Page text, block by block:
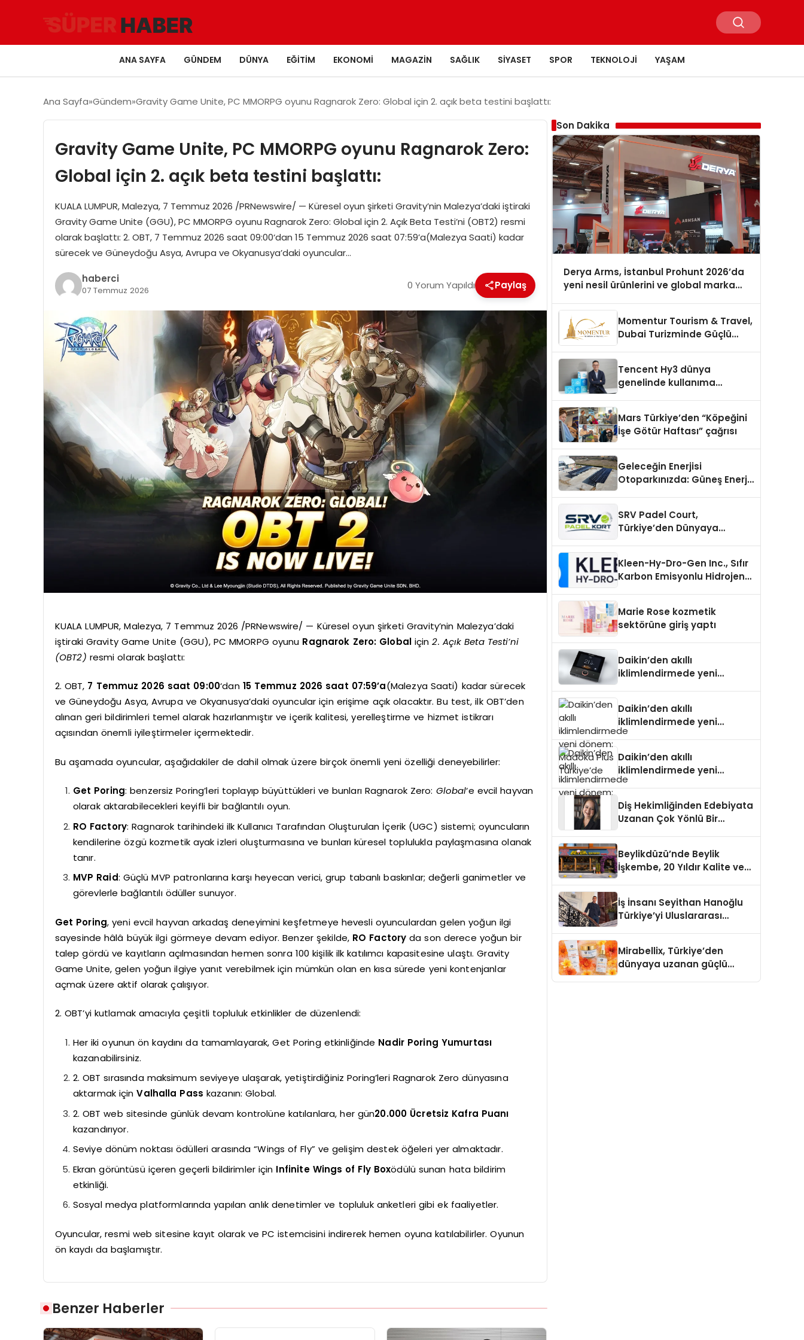
ANA SAYFA GÜNDEM DÜNYA EĞITIM EKONOMI MAGAZIN SAĞLIK SIYASET SPOR TEKNOLOJI YAŞAM
Ana Sayfa Gündem Gravity Game Unite, PC MMORPG oyunu Ragnarok Zero: Global için 2. açık beta testini başlattı:
Gravity Game Unite, PC MMORPG oyunu Ragnarok Zero:
Global için 2. açık beta testini başlattı:
KUALA LUMPUR, Malezya, 7 Temmuz 2026 /PRNewswire/ — Küresel oyun şirketi Gravity’nin Malezya’daki iştiraki
Gravity Game Unite (GGU), PC MMORPG oyunu Ragnarok Zero: Global için 2. Açık Beta Testi’ni (OBT2) resmi
olarak başlattı: 2. OBT, 7 Temmuz 2026 saat 09:00‘dan 15 Temmuz 2026 saat 07:59’a(Malezya Saati) kadar
sürecek ve Güneydoğu Asya, Avrupa ve Okyanusya’daki oyuncular…
haberci
07 Temmuz 2026 0 Yorum Yapıldı Paylaş
KUALA LUMPUR, Malezya, 7 Temmuz 2026 /PRNewswire/ — Küresel oyun şirketi Gravity’nin Malezya’daki
iştiraki Gravity Game Unite (GGU), PC MMORPG oyunu Ragnarok Zero: Global için2. Açık Beta Testi’ni
(OBT2) resmi olarak başlattı:
2. OBT, 7 Temmuz 2026 saat 09:00‘dan 15 Temmuz 2026 saat 07:59’a(Malezya Saati) kadar sürecek
ve Güneydoğu Asya, Avrupa ve Okyanusya’daki oyuncular için erişime açık olacaktır. Bu test, ilk OBT’den
alınan geri bildirimleri temel alarak hazırlanmıştır ve içerik kalitesi, yerelleştirme ve hizmet istikrarı
açısından önemli iyileştirmeler içermektedir.
Bu aşamada oyuncular, aşağıdakiler de dahil olmak üzere birçok önemli yeni özelliği deneyebilirler:
Get Poring: benzersiz Poring’leri toplayıp büyüttükleri ve bunları Ragnarok Zero: Global‘e evcil hayvan
olarak aktarabilecekleri keyifli bir bağlantılı oyun.
RO Factory: Ragnarok tarihindeki ilk Kullanıcı Tarafından Oluşturulan İçerik (UGC) sistemi; oyuncuların
kendilerine özgü kozmetik ayak izleri oluşturmasına ve bunları küresel toplulukla paylaşmasına olanak
tanır.
MVP Raid: Güçlü MVP patronlarına karşı heyecan verici, grup tabanlı baskınlar; değerli ganimetler ve
görevlerle bağlantılı ödüller sunuyor.
Get Poring, yeni evcil hayvan arkadaş deneyimini keşfetmeye hevesli oyunculardan gelen yoğun ilgi
sayesinde hâlâ büyük ilgi görmeye devam ediyor. Benzer şekilde, RO Factory da son derece yoğun bir
talep gördü ve kayıtların açılmasından hemen sonra 100 kişilik ilk katılımcı kapasitesine ulaştı. Gravity
Game Unite, gelen yoğun ilgiye yanıt verebilmek için mümkün olan en kısa sürede yeni kontenjanlar
açmak üzere aktif olarak çalışıyor.
2. OBT’yi kutlamak amacıyla çeşitli topluluk etkinlikler de düzenlendi:
Her iki oyunun ön kaydını da tamamlayarak, Get Poring etkinliğinde Nadir Poring Yumurtası
kazanabilirsiniz.
2. OBT sırasında maksimum seviyeye ulaşarak, yetiştirdiğiniz Poring’leri Ragnarok Zero dünyasına
aktarmak içinValhalla Pass kazanın: Global.
2. OBT web sitesinde günlük devam kontrolüne katılanlara, her gün20.000 Ücretsiz Kafra Puanı
kazandırıyor.
Seviye dönüm noktası ödülleri arasında “Wings of Fly” ve gelişim destek öğeleri yer almaktadır.
Ekran görüntüsü içeren geçerli bildirimler için Infinite Wings of Fly Boxödülü sunan hata bildirim
etkinliği.
Sosyal medya platformlarında yapılan anlık denetimler ve topluluk anketleri gibi ek faaliyetler.
Oyuncular, resmi web sitesine kayıt olarak ve PC istemcisini indirerek hemen oyuna katılabilirler. Oyunun
ön kaydı da başlamıştır.
Benzer Haberler
Son Dakika
Derya Arms, İstanbul Prohunt 2026’da
yeni nesil ürünlerini ve global marka
Momentur Tourism & Travel,
Dubai Turizminde Güçlü
Tencent Hy3 dünya
genelinde kullanıma
Mars Türkiye’den “Köpeğini
İşe Götür Haftası” çağrısı
Geleceğin Enerjisi
Otoparkınızda: Güneş Enerjili
SRV Padel Court,
Türkiye’den Dünyaya
Kleen-Hy-Dro-Gen Inc., Sıfır
Karbon Emisyonlu Hidrojen
Aldı
Marie Rose kozmetik
sektörüne giriş yaptı
Daikin’den akıllı
iklimlendirmede yeni
Daikin’den akıllı
iklimlendirmede yeni
dönem: Madoka Plus
Daikin’den akıllı
iklimlendirmede yeni
dönem: Madoka Plus
Diş Hekimliğinden Edebiyata
Uzanan Çok Yönlü Bir
Beylikdüzü’nde Beylik
İşkembe, 20 Yıldır Kalite ve
İş İnsanı Seyithan Hanoğlu
Türkiye’yi Uluslararası
Mirabellix, Türkiye’den
dünyaya uzanan güçlü